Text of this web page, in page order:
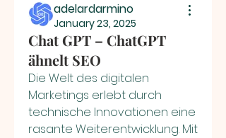
adelardarmino
January 23, 2025
Chat GPT – ChatGPT
ähnelt SEO
Die Welt des digitalen
Marketings erlebt durch
technische Innovationen eine
rasante Weiterentwicklung. Mit